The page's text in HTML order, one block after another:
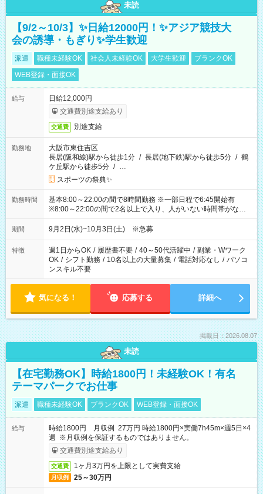
未読
【9/2～10/3】✨日給12000円！✨アジア競技大
会の誘導・もぎり✨学生歓迎
派遣 職種未経験OK 社会人未経験OK 大学生歓迎
ブランクOK
WEB登録・面接OK
給与
日給12,000円
交通費別途支給あり
交通費 別途支給
勤務地
大阪市東住吉区
長居(阪和線)駅から徒歩1分 / 長居(地下鉄)駅から徒歩5分 / 鶴
ケ丘駅から徒歩5分 / …
スポーツの祭典✨
勤務時間
基本8:00～22:00の間で8時間勤務 ※一部日程で6:45開始有
※8:00～22:00の間で2名以上で入り、人がいない時間帯がない
ように相方と時間を分け合うイメージです
期間 9月2日(水)~10月3日(土) ※急募
特徴 週1日からOK / 履歴書不要 / 40～50代活躍中 / 副業・Wワーク
OK / シフト勤務 / 10名以上の大量募集 / 電話対応なし / パソコ
ンスキル不要
気になる！ 応募する 詳細へ
掲載日：2026.08.07
未読
【在宅勤務OK】時給1800円！未経験OK！有名
テーマパークでお仕事
派遣 職種未経験OK ブランクOK WEB登録・面接OK
給与
時給1800円 月収例 27万円 時給1800円×実働7h45m×週5日×4
週 ※月収例を保証するものではありません。
交通費別途支給あり
交通費 1ヶ月3万円を上限として実費支給
月収例 25～30万円